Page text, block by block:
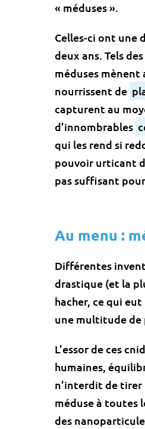
« méduses ».
Celles-ci ont une
deux ans. Tels
méduses
nourrissent de
capturent au
d’innombrables
qui les rend si
pouvoir urticant
pas suffisant
Au menu :
Différentes
drastique (et la
hacher, ce qui
une multitude de
L’essor de ces
humaines,
n’interdit de tirer
méduse à toutes
des